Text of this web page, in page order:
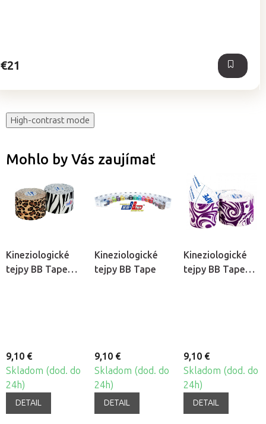
€21
High-contrast mode
Mohlo by Vás zaujímať
Kineziologické
tejpy BB Tape
9,10 €
Skladom (dod. do
24h)
DETAIL
Kineziologické
tejpy BB Tape
9,10 €
Skladom (dod. do
24h)
DETAIL
Kineziologické
tejpy BB Tape
9,10 €
Skladom (dod. do
24h)
DETAIL